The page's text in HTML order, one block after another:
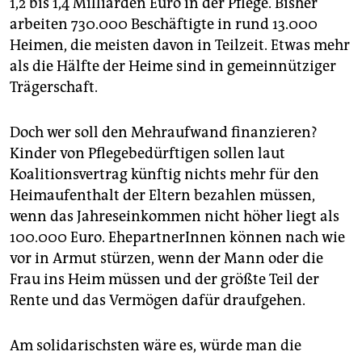
arbeiten 730.000 Beschäftigte in rund 13.000
Heimen, die meisten davon in Teilzeit. Etwas mehr
als die Hälfte der Heime sind in gemeinnütziger
Trägerschaft.
Doch wer soll den Mehraufwand finanzieren?
Kinder von Pflegebedürftigen sollen laut
Koalitionsvertrag künftig nichts mehr für den
Heimaufenthalt der Eltern bezahlen müssen,
wenn das Jahreseinkommen nicht höher liegt als
100.000 Euro. EhepartnerInnen können nach wie
vor in Armut stürzen, wenn der Mann oder die
Frau ins Heim müssen und der größte Teil der
Rente und das Vermögen dafür draufgehen.
Am solidarischsten wäre es, würde man die